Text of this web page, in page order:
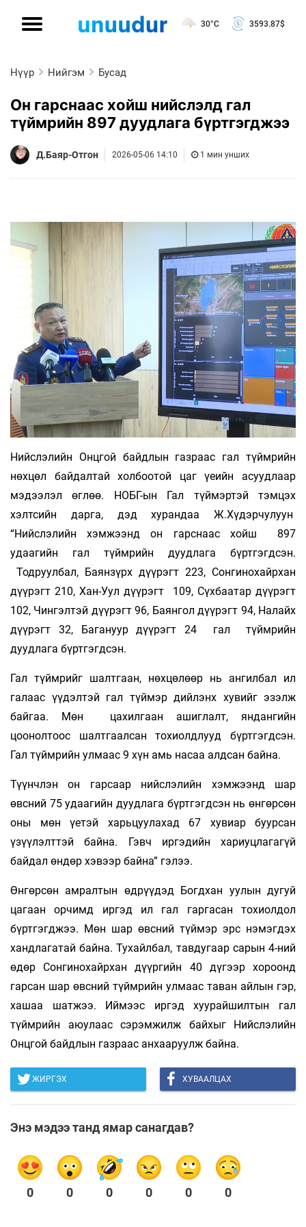
30°C 3593.87$
Нүүр Нийгэм Бусад
Он гарснаас хойш нийслэлд гал
түймрийн 897 дуудлага бүртгэгджээ
Д.Баяр-Отгон 2026-05-06 14:10 1 мин унших
Нийслэлийн Онцгой байдлын газраас гал түймрийн
нөхцөл байдалтай холбоотой цаг үеийн асуудлаар
мэдээлэл өглөө. НОБГ-ын Гал түймэртэй тэмцэх
хэлтсийн дарга, дэд хурандаа Ж.Хүдэрчулуун
“Нийслэлийн хэмжээнд он гарснаас хойш 897
удаагийн гал түймрийн дуудлага бүртгэгдсэн.
Тодруулбал, Баянзүрх дүүрэгт 223, Сонгинохайрхан
дүүрэгт 210, Хан-Уул дүүрэгт 109, Сүхбаатар дүүрэгт
102, Чингэлтэй дүүрэгт 96, Баянгол дүүрэгт 94, Налайх
дүүрэгт 32, Багануур дүүрэгт 24 гал түймрийн
дуудлага бүртгэгдсэн.
Гал түймрийг шалтгаан, нөхцөлөөр нь ангилбал ил
галаас үүдэлтэй гал түймэр дийлэнх хувийг эзэлж
байгаа. Мөн цахилгаан ашиглалт, яндангийн
цоонолтоос шалтгаалсан тохиолдлууд бүртгэгдсэн.
Гал түймрийн улмаас 9 хүн амь насаа алдсан байна.
Түүнчлэн он гарсаар нийслэлийн хэмжээнд шар
өвсний 75 удаагийн дуудлага бүртгэгдсэн нь өнгөрсөн
оны мөн үетэй харьцуулахад 67 хувиар буурсан
үзүүлэлттэй байна. Гэвч иргэдийн хариуцлагагүй
байдал өндөр хэвээр байна” гэлээ.
Өнгөрсөн амралтын өдрүүдэд Богдхан уулын дугуй
цагаан орчимд иргэд ил гал гаргасан тохиолдол
бүртгэгджээ. Мөн шар өвсний түймэр эрс нэмэгдэх
хандлагатай байна. Тухайлбал, тавдугаар сарын 4-ний
өдөр Сонгинохайрхан дүүргийн 40 дүгээр хороонд
гарсан шар өвсний түймрийн улмаас таван айлын гэр,
хашаа шатжээ. Иймээс иргэд хуурайшилтын гал
түймрийн аюулаас сэрэмжилж байхыг Нийслэлийн
Онцгой байдлын газраас анхааруулж байна.
ЖИРГЭХ ХУВААЛЦАХ
Энэ мэдээ танд ямар санагдав?
0 0 0 0 0 0